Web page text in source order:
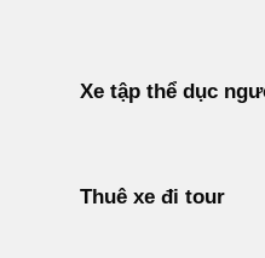
Xe tập thể dục
Thuê xe đi tour